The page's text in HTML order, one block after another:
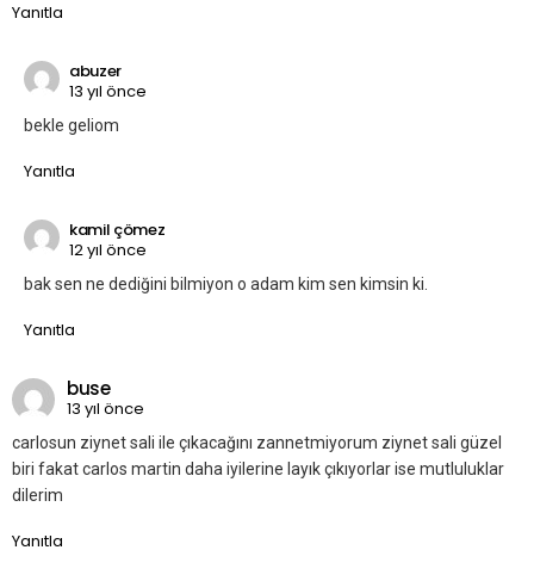
Yanıtla
abuzer
13 yıl önce
bekle geliom
Yanıtla
kamil çömez
12 yıl önce
bak sen ne dediğini bilmiyon o adam kim sen kimsin ki.
Yanıtla
buse
13 yıl önce
carlosun ziynet sali ile çıkacağını zannetmiyorum ziynet sali güzel
biri fakat carlos martin daha iyilerine layık çıkıyorlar ise mutluluklar
dilerim
Yanıtla